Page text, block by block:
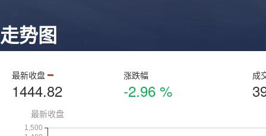
走势图
最新收盘
1444.82
涨跌幅
-2.96 %
成